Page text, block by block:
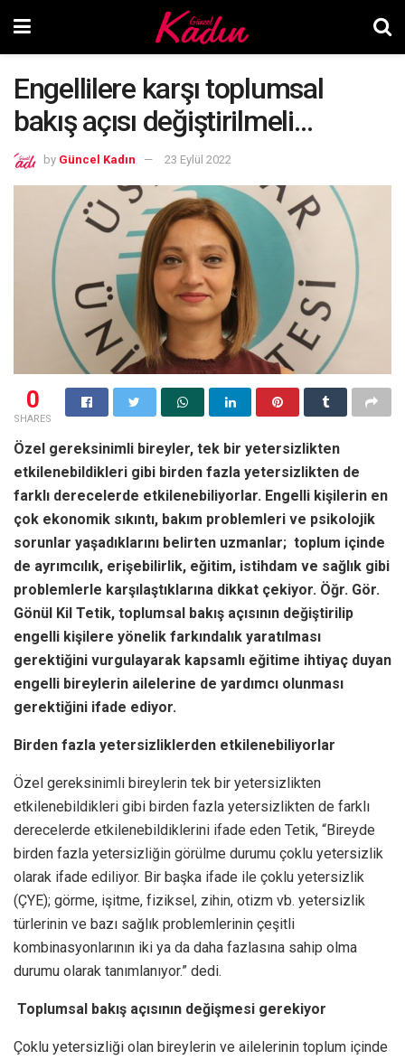
Engellilere karşı toplumsal
bakış açısı değiştirilmeli…
by Güncel Kadın 23 Eylül 2022
0
SHARES
Özel gereksinimli bireyler, tek bir yetersizlikten
etkilenebildikleri gibi birden fazla yetersizlikten de
farklı derecelerde etkilenebiliyorlar. Engelli kişilerin en
çok ekonomik sıkıntı, bakım problemleri ve psikolojik
sorunlar yaşadıklarını belirten uzmanlar; toplum içinde
de ayrımcılık, erişebilirlik, eğitim, istihdam ve sağlık gibi
problemlerle karşılaştıklarına dikkat çekiyor. Öğr. Gör.
Gönül Kil Tetik, toplumsal bakış açısının değiştirilip
engelli kişilere yönelik farkındalık yaratılması
gerektiğini vurgulayarak kapsamlı eğitime ihtiyaç duyan
engelli bireylerin ailelerine de yardımcı olunması
gerektiğini ifade ediyor.
Birden fazla yetersizliklerden etkilenebiliyorlar
Özel gereksinimli bireylerin tek bir yetersizlikten
etkilenebildikleri gibi birden fazla yetersizlikten de farklı
derecelerde etkilenebildiklerini ifade eden Tetik, “Bireyde
birden fazla yetersizliğin görülme durumu çoklu yetersizlik
olarak ifade ediliyor. Bir başka ifade ile çoklu yetersizlik
(ÇYE); görme, işitme, fiziksel, zihin, otizm vb. yetersizlik
türlerinin ve bazı sağlık problemlerinin çeşitli
kombinasyonlarının iki ya da daha fazlasına sahip olma
durumu olarak tanımlanıyor.” dedi.
Toplumsal bakış açısının değişmesi gerekiyor
Çoklu yetersizliği olan bireylerin ve ailelerinin toplum içinde